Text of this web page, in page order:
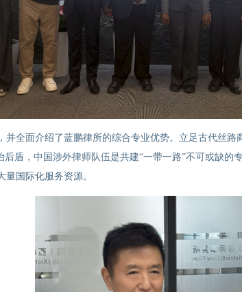
全面介绍了蓝鹏律所的综合专业优势。立足古代丝路
后盾，中国涉外律师队伍是共建“一带一路”不可或缺的
国际化服务资源。